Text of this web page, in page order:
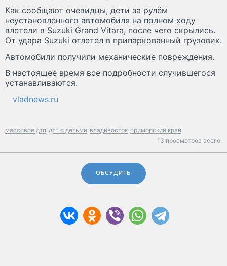
Как сообщают очевидцы, дети за рулём
неустановленного автомобиля на полном ходу
влетели в Suzuki Grand Vitara, после чего скрылись.
От удара Suzuki отлетел в припаркованный грузовик.
Автомобили получили механические повреждения.
В настоящее время все подробности случившегося
устанавливаются.
vladnews.ru
массовое дтп дтп с детьми владивосток приморский край
13 просмотров всего.
ОБСУДИТЬ